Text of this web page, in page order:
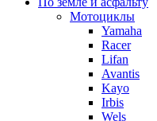
Мотоциклы
Yamaha
Racer
Lifan
Avantis
Kayo
Irbis
Wels